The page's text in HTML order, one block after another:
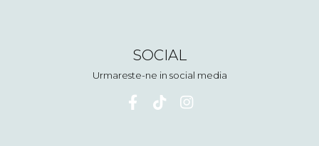
SOCIAL
Urmareste-ne in social media